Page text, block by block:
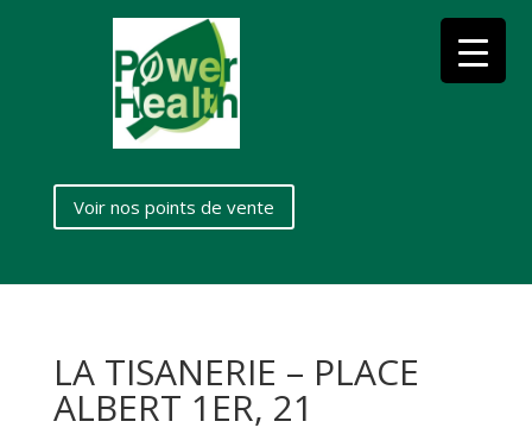
Voir nos points de vente
LA TISANERIE – PLACE
ALBERT 1ER, 21